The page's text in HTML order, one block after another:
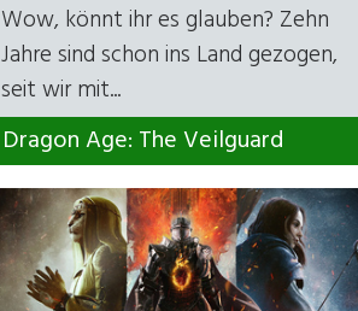
Wow, könnt ihr es glauben? Zehn
Jahre sind schon ins Land gezogen,
seit wir mit...
Dragon Age: The Veilguard